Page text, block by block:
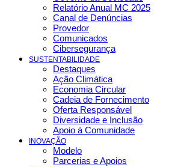
Relatório Anual MC 2025
Canal de Denúncias
Provedor
Comunicados
Cibersegurança
SUSTENTABILIDADE
Destaques
Ação Climática
Economia Circular
Cadeia de Fornecimento
Oferta Responsável
Diversidade e Inclusão
Apoio à Comunidade
INOVAÇÃO
Modelo
Parcerias e Apoios